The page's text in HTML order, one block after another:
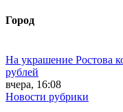
Город
На украшение Ростова
рублей
вчера, 16:08
Новости рубрики